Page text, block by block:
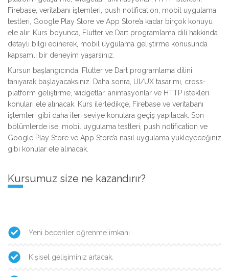
Firebase, veritabanı işlemleri, push notification, mobil uygulama
testleri, Google Play Store ve App Store’a kadar birçok konuyu
ele alır. Kurs boyunca, Flutter ve Dart programlama dili hakkında
detaylı bilgi edinerek, mobil uygulama geliştirme konusunda
kapsamlı bir deneyim yaşarsınız.
Kursun başlangıcında, Flutter ve Dart programlama dilini
tanıyarak başlayacaksınız. Daha sonra, UI/UX tasarımı, cross-
platform geliştirme, widgetlar, animasyonlar ve HTTP istekleri
konuları ele alınacak. Kurs ilerledikçe, Firebase ve veritabanı
işlemleri gibi daha ileri seviye konulara geçiş yapılacak. Son
bölümlerde ise, mobil uygulama testleri, push notification ve
Google Play Store ve App Store’a nasıl uygulama yükleyeceğiniz
gibi konular ele alınacak.
Kursumuz size ne kazandırır?
Yeni beceriler öğrenme imkanı
Kişisel gelişiminiz artacak.